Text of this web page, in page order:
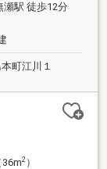
瀬駅 徒歩12分
町江川１
2）